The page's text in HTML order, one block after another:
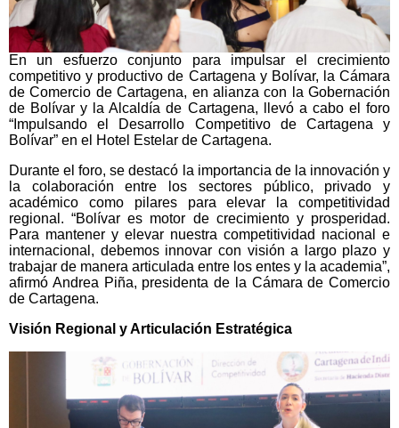
En un esfuerzo conjunto para impulsar el crecimiento
competitivo y productivo de Cartagena y Bolívar, la Cámara
de Comercio de Cartagena, en alianza con la Gobernación
de Bolívar y la Alcaldía de Cartagena, llevó a cabo el foro
“Impulsando el Desarrollo Competitivo de Cartagena y
Bolívar” en el Hotel Estelar de Cartagena.
Durante el foro, se destacó la importancia de la innovación y
la colaboración entre los sectores público, privado y
académico como pilares para elevar la competitividad
regional. “Bolívar es motor de crecimiento y prosperidad.
Para mantener y elevar nuestra competitividad nacional e
internacional, debemos innovar con visión a largo plazo y
trabajar de manera articulada entre los entes y la academia”,
afirmó Andrea Piña, presidenta de la Cámara de Comercio
de Cartagena.
Visión Regional y Articulación Estratégica